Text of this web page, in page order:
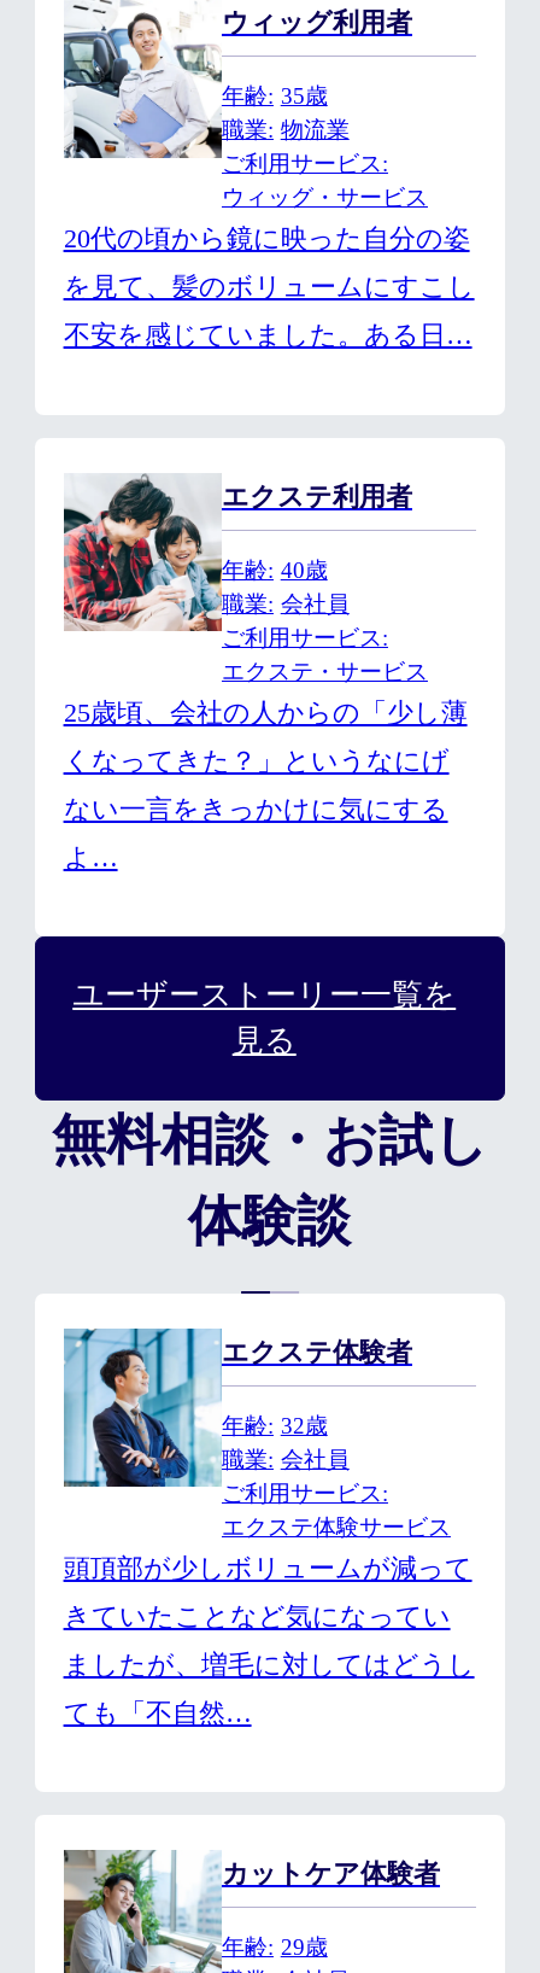
ウィッグ利用者
年齢
35歳
職業 物流業
ご利用サービス
ウィッグ・サービス
20代の頃から鏡に映った自分の姿
を見て、髪のボリュームにすこし
不安を感じていました。ある日…
エクステ利用者
年齢 40歳
職業 会社員
ご利用サービス
エクステ・サービス
25歳頃、会社の人からの「少し薄
くなってきた？」というなにげ
ない一言をきっかけに気にする
よ…
ユーザーストーリー一覧を
見る
無料相談・お試し
体験談
エクステ体験者
年齢
32歳
職業 会社員
ご利用サービス
エクステ体験サービス
頭頂部が少しボリュームが減って
きていたことなど気になってい
ましたが、増毛に対してはどうし
ても「不自然…
カットケア体験者
年齢 29歳